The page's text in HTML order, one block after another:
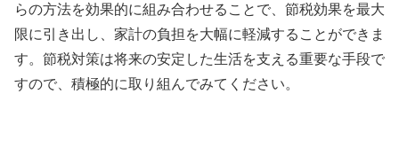
らの方法を効果的に組み合わせることで、節税効果を最大
限に引き出し、家計の負担を大幅に軽減することができま
す。節税対策は将来の安定した生活を支える重要な手段で
すので、積極的に取り組んでみてください。